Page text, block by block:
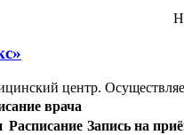
центр.
врача
Расписание Запись на